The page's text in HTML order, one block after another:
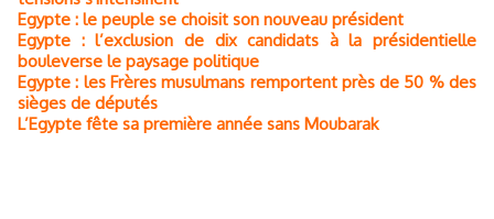
Egypte : le peuple se choisit son nouveau président
Egypte : l’exclusion de dix candidats à la présidentielle
bouleverse le paysage politique
Egypte : les Frères musulmans remportent près de 50 % des
sièges de députés
L’Egypte fête sa première année sans Moubarak